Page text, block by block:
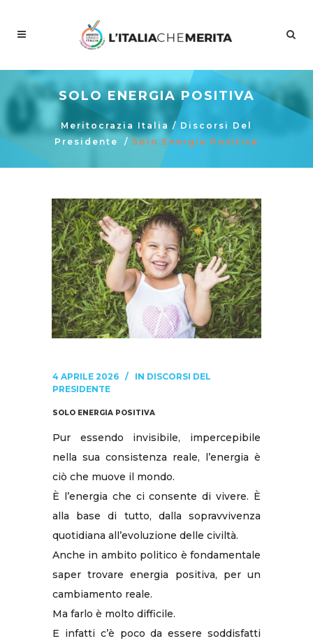
SOLO ENERGIA POSITIVA
Meritocrazia Italia / Discorsi Del
Presidente
/ Solo Energia Positiva
4 APRILE 2026 IN DISCORSI DEL
PRESIDENTE
SOLO ENERGIA POSITIVA
Pur essendo invisibile, impercepibile
nella sua consistenza reale, l’energia è
ciò che muove il mondo.
È l’energia che ci consente di vivere. È
alla base di tutto, dalla sopravvivenza
quotidiana all’evoluzione delle civiltà.
Anche in ambito politico è fondamentale
saper trovare energia positiva, per un
cambiamento reale.
Ma farlo è molto difficile.
E infatti c’è poco da essere soddisfatti